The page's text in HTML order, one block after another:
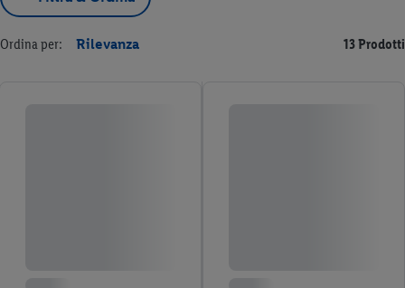
Ordina per: Rilevanza 13 Prodotti